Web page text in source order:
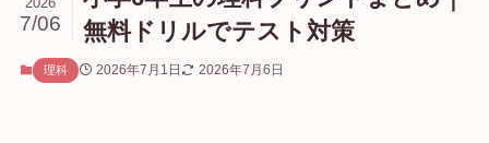
無料ドリルでテスト対策
7/06
理科 2026年7月1日 2026年7月6日